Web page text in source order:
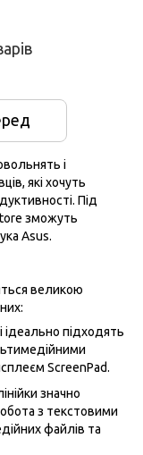
і
які хочуть
Під
зможуть
Asus.
великою
ідеально підходять
ScreenPad.
значно
з текстовими
файлів та